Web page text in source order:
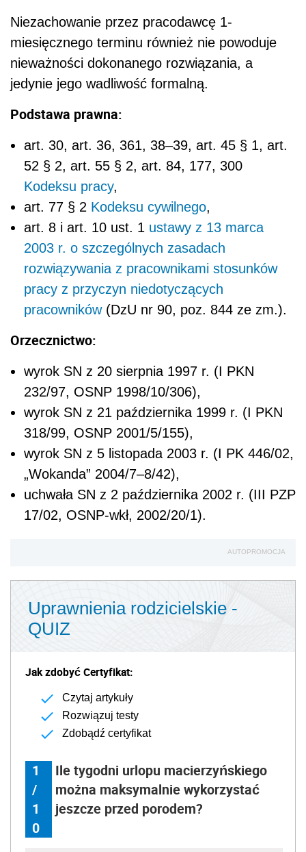
Niezachowanie przez pracodawcę 1-
miesięcznego terminu również nie powoduje
nieważności dokonanego rozwiązania, a
jedynie jego wadliwość formalną.
Podstawa prawna:
art. 30, art. 36, 361, 38–39, art. 45 § 1, art.
52 § 2, art. 55 § 2, art. 84, 177, 300
Kodeksu pracy,
art. 77 § 2 Kodeksu cywilnego,
art. 8 i art. 10 ust. 1 ustawy z 13 marca
2003 r. o szczególnych zasadach
rozwiązywania z pracownikami stosunków
pracy z przyczyn niedotyczących
pracowników (DzU nr 90, poz. 844 ze zm.).
Orzecznictwo:
wyrok SN z 20 sierpnia 1997 r. (I PKN
232/97, OSNP 1998/10/306),
wyrok SN z 21 października 1999 r. (I PKN
318/99, OSNP 2001/5/155),
wyrok SN z 5 listopada 2003 r. (I PK 446/02,
„Wokanda” 2004/7–8/42),
uchwała SN z 2 października 2002 r. (III PZP
17/02, OSNP-wkł, 2002/20/1).
AUTOPROMOCJA
Uprawnienia rodzicielskie -
QUIZ
Jak zdobyć Certyfikat:
Czytaj artykuły
Rozwiązuj testy
Zdobądź certyfikat
1
/
1
0
Ile tygodni urlopu macierzyńskiego
można maksymalnie wykorzystać
jeszcze przed porodem?